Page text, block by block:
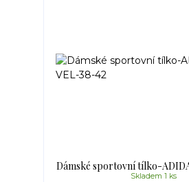
Dámské sportovní tílko-
Skladem 1 ks